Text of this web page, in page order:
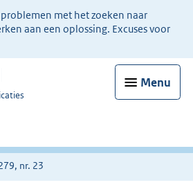
met het zoeken naar
aan een oplossing. Excuses voor
Menu
nr. 23